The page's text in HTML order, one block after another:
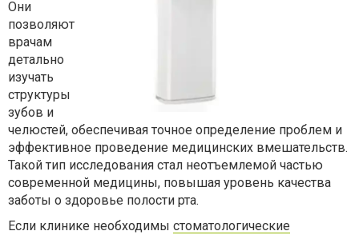
Они
позволяют
врачам
детально
изучать
структуры
зубов и
челюстей, обеспечивая точное определение проблем и
эффективное проведение медицинских вмешательств.
Такой тип исследования стал неотъемлемой частью
современной медицины, повышая уровень качества
заботы о здоровье полости рта.
Если клинике необходимы стоматологические